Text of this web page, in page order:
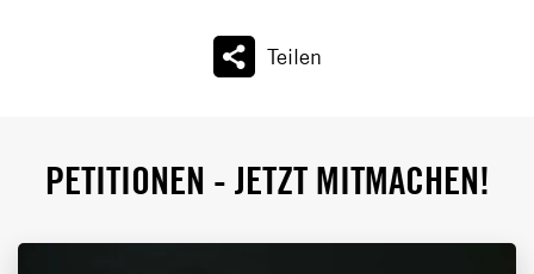
Teilen
PETITIONEN - JETZT MITMACHEN!